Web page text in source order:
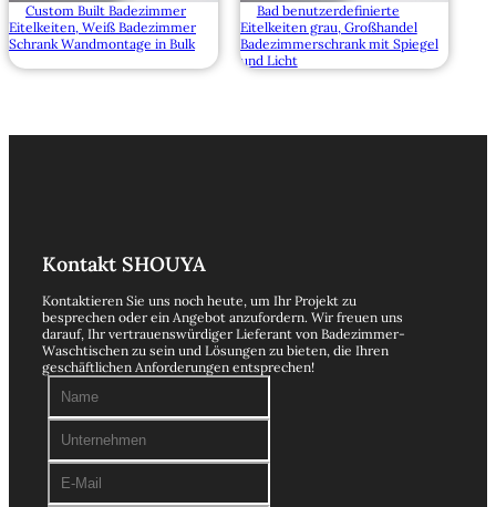
Custom Built Badezimmer
Eitelkeiten, Weiß Badezimmer
Schrank Wandmontage in Bulk
Bad benutzerdefinierte
Eitelkeiten grau, Großhandel
Badezimmerschrank mit Spiegel
und Licht
Kontakt SHOUYA
Kontaktieren Sie uns noch heute, um Ihr Projekt zu
besprechen oder ein Angebot anzufordern. Wir freuen uns
darauf, Ihr vertrauenswürdiger Lieferant von Badezimmer-
Waschtischen zu sein und Lösungen zu bieten, die Ihren
geschäftlichen Anforderungen entsprechen!